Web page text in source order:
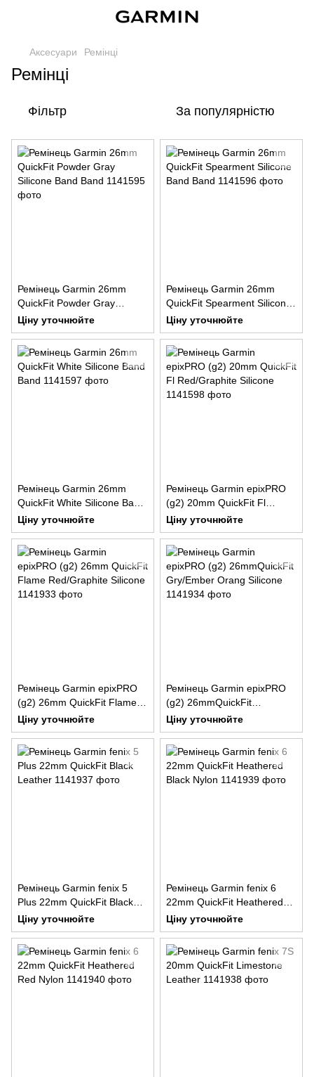
Аксесуари Ремінці
Ремінці
Фільтр За популярністю
Ремінець Garmin 26mm
QuickFit Powder Gray
Silicone Band Band
Ціну уточнюйте
Ремінець Garmin 26mm
QuickFit Spearment Silicone
Band Band
Ціну уточнюйте
Ремінець Garmin 26mm
QuickFit White Silicone Band
Band
Ціну уточнюйте
Ремінець Garmin epixPRO
(g2) 20mm QuickFit Fl
Red/Graphite Silicone
Ціну уточнюйте
Ремінець Garmin epixPRO
(g2) 26mm QuickFit Flame
Red/Graphite Silicone
Ціну уточнюйте
Ремінець Garmin epixPRO
(g2) 26mmQuickFit
Gry/Ember Orang Silicone
Ціну уточнюйте
Ремінець Garmin fenix 5
Plus 22mm QuickFit Black
Leather
Ціну уточнюйте
Ремінець Garmin fenix 6
22mm QuickFit Heathered
Black Nylon
Ціну уточнюйте